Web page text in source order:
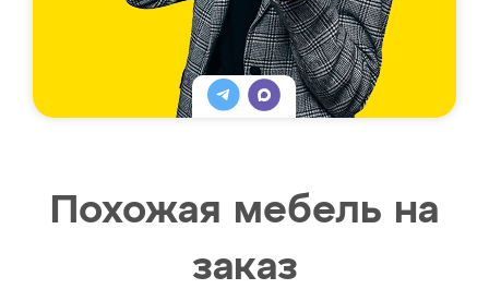
Похожая мебель на
заказ